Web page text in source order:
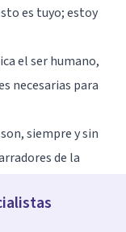
es tuyo; estoy
el ser humano,
necesarias para
siempre y sin
de la
los que más